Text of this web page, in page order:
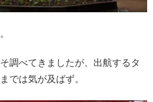
調べてきましたが、出航するタ
では気が及ばず。